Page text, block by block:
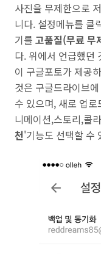
사진을 무제한으로
니다. 설정메뉴를 클
기를 고품질(무료 무
다. 위에서 언급했던
이 구글포토가 제공
것은 구글드라이브
수 있으며, 새로 업
니메이션,스토리,콜
천'기능도 선택할 수